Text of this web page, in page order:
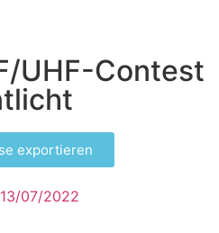
UHF-Contest
exportieren
13/07/2022